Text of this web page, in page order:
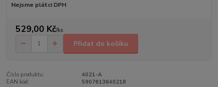
Nejsme plátci DPH
529,00 Kč/ks
Přidat do košíku
Číslo produktu:
4021-A
EAN kód:
5907613640218